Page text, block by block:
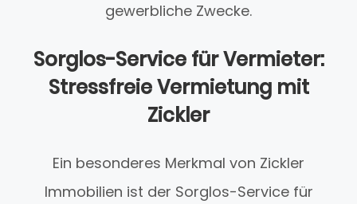
gewerbliche Zwecke.
Sorglos-Service für Vermieter:
Stressfreie Vermietung mit
Zickler
Ein besonderes Merkmal von Zickler
Immobilien ist der Sorglos-Service für